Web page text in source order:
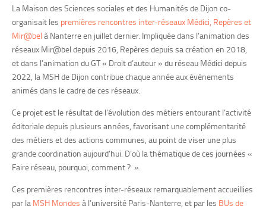
La Maison des Sciences sociales et des Humanités de Dijon co-
organisait les premières rencontres inter-réseaux Médici, Repères et
Mir@belà Nanterre en juillet dernier. Impliquée dans l’animation des
réseaux Mir@bel depuis 2016, Repères depuis sa création en 2018,
et dans l’animation du GT « Droit d’auteur » du réseau Médici depuis
2022, la MSH de Dijon contribue chaque année aux événements
animés dans le cadre de ces réseaux.
Ce projet est le résultat de l’évolution des métiers entourant l’activité
éditoriale depuis plusieurs années, favorisant une complémentarité
des métiers et des actions communes, au point de viser une plus
grande coordination aujourd’hui. D’où la thématique de ces journées «
Faire réseau, pourquoi, comment ? ».
Ces premières rencontres inter-réseaux remarquablement accueillies
par la MSH Mondes à l’université Paris-Nanterre, et par les BUs de